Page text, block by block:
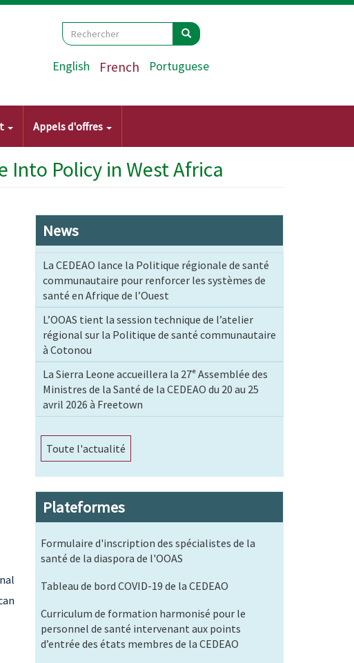
Search
Rechercher Rechercher
English French Portuguese
Appels d'offres
Into Policy in West Africa
News
La CEDEAO lance la Politique régionale de santé
communautaire pour renforcer les systèmes de
santé en Afrique de l’Ouest
L’OOAS tient la session technique de l’atelier
régional sur la Politique de santé communautaire
à Cotonou
La Sierra Leone accueillera la 27ᵉ Assemblée des
Ministres de la Santé de la CEDEAO du 20 au 25
avril 2026 à Freetown
Toute l'actualité
Plateformes
Formulaire d'inscription des spécialistes de la
santé de la diaspora de l'OOAS
Tableau de bord COVID-19 de la CEDEAO
Curriculum de formation harmonisé pour le
personnel de santé intervenant aux points
d’entrée des états membres de la CEDEAO